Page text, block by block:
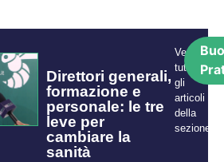
Direttori generali,
formazione e
personale: le tre
leve per
cambiare la
sanità
Vedi
tutti
gli
articoli
della
sezione: